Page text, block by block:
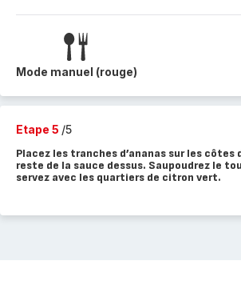
Mode manuel (rouge)
Etape 5 /5
Placez les tranches d’ananas sur les côtes
reste de la sauce dessus. Saupoudrez le
servez avec les quartiers de citron vert.